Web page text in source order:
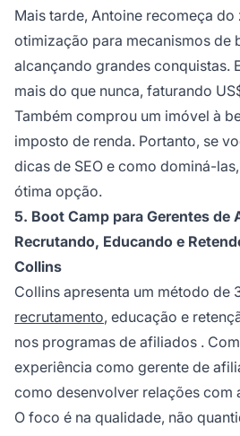
Mais tarde, Antoine recomeça do
otimização para mecanismos de
alcançando grandes conquistas.
mais do que nunca, faturando
Também comprou um imóvel à
imposto de renda. Portanto, se
dicas de SEO e como dominá-
ótima opção.
5. Boot Camp para Gerentes de
Recrutando, Educando e
Collins
Collins apresenta um método de
recrutamento, educação e
nos programas de afiliados .
experiência como gerente de
como desenvolver relações com
O foco é na qualidade, não